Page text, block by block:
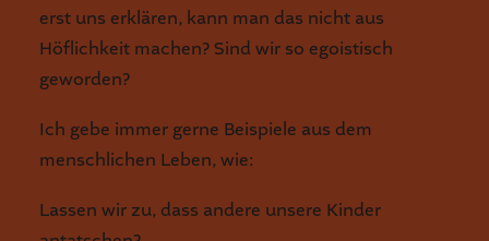
erst uns erklären, kann man das nicht aus
Höflichkeit machen? Sind wir so egoistisch
geworden?
Ich gebe immer gerne Beispiele aus dem
menschlichen Leben, wie:
Lassen wir zu, dass andere unsere Kinder